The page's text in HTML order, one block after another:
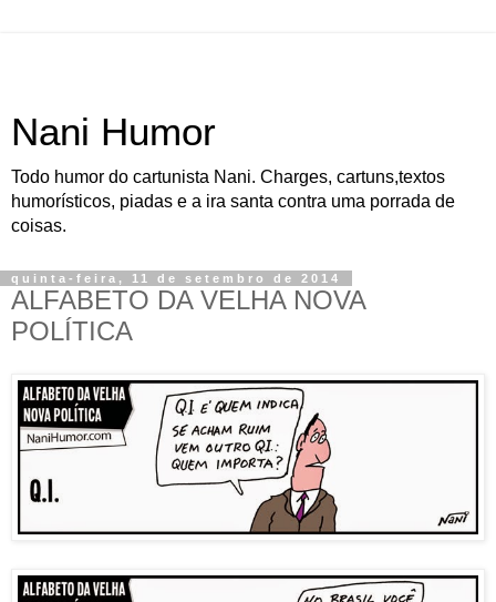
Nani Humor
Todo humor do cartunista Nani. Charges, cartuns,textos
humorísticos, piadas e a ira santa contra uma porrada de
coisas.
quinta-feira, 11 de setembro de 2014
ALFABETO DA VELHA NOVA
POLÍTICA